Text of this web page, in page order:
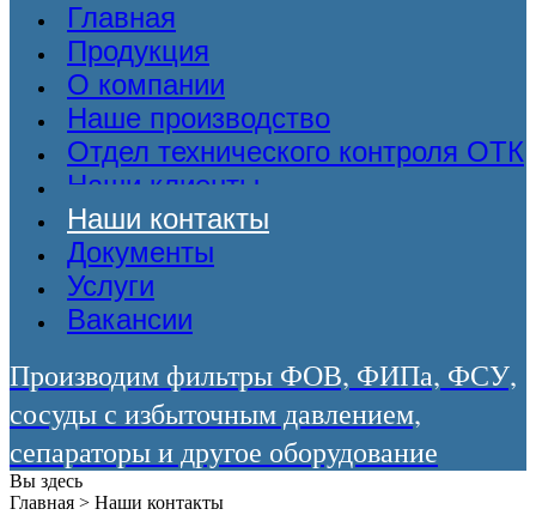
Главная
Продукция
О компании
Наше производство
Отдел технического контроля ОТК
Наши клиенты
Наши контакты
Документы
Услуги
Вакансии
Производим фильтры ФОВ, ФИПа, ФСУ,
сосуды с избыточным давлением,
сепараторы и другое оборудование
Вы здесь
Главная > Наши контакты